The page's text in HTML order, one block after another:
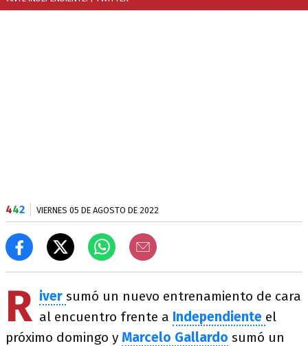
442 VIERNES 05 DE AGOSTO DE 2022
R iver sumó un nuevo entrenamiento de cara
al encuentro frente a Independiente el
próximo domingo y Marcelo Gallardo sumó un